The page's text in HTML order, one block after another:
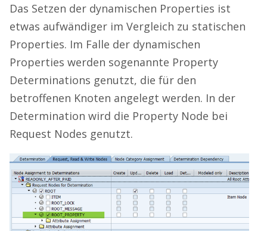
Das Setzen der dynamischen Properties ist
etwas aufwändiger im Vergleich zu statischen
Properties. Im Falle der dynamischen
Properties werden sogenannte Property
Determinations genutzt, die für den
betroffenen Knoten angelegt werden. In der
Determination wird die Property Node bei
Request Nodes genutzt.